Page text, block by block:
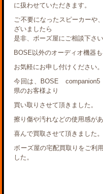
に扱わせていただきます。
ご不要になったスピーカーや
ざいましたら
是非、ボーズ屋にご相談下さい
BOSE以外のオーディオ機器
お気軽にお申し付けください。
今回は、BOSE
県のお客様より
買い取りさせて頂きました。
擦り傷や汚れなどの使用感が
喜んで買取させて頂きました。
ボーズ屋の宅配買取りをご利
した。